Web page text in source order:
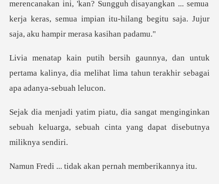
untuk
pertama kalinya, dia melihat lima tahun
menginginkan
sebuah keluarga, sebuah cin
idak akan pernah